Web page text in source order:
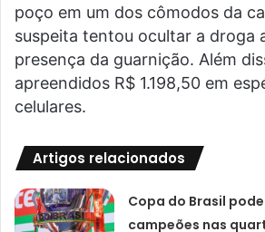
poço em um dos cômodos da
suspeita tentou ocultar a droga
presença da guarnição. Além
apreendidos R$ 1.198,50 em
celulares.
Artigos relacionados
Copa do Brasil
campeões nas